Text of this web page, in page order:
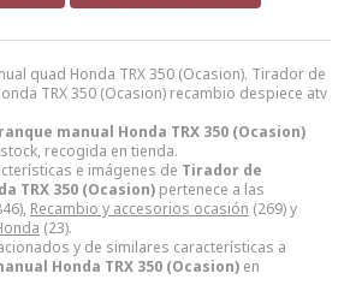
quad Honda TRX 350 (Ocasion). Tirador de
TRX 350 (Ocasion) recambio despiece atv
manual Honda TRX 350 (Ocasion)
recogida en tienda.
e imágenes de Tirador de
TRX 350 (Ocasion) pertenece a las
Recambio y accesorios ocasión (269) y
(23).
y de similares características a
Honda TRX 350 (Ocasion) en